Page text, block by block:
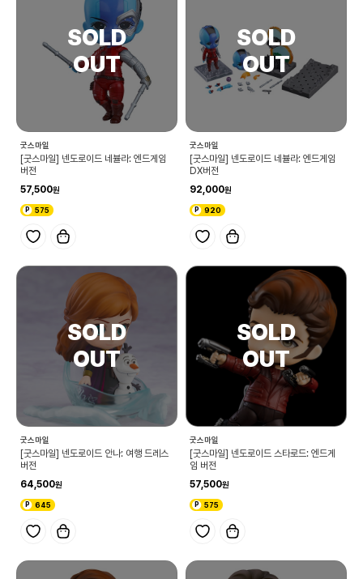
굿스마일
[굿스마일] 넨도로이드 네뷸라: 엔드게임
버전
57,500
575
굿스마일
[굿스마일] 넨도로이드 네뷸라: 엔드게임
DX버전
92,000
920
굿스마일
[굿스마일] 넨도로이드 안나: 여행 드레스
버전
64,500
645
굿스마일
[굿스마일] 넨도로이드 스타로드: 엔드게
임 버전
57,500
575